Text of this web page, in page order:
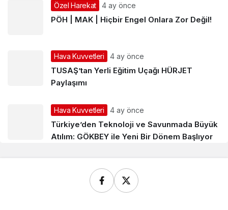
Özel Harekat 4 ay önce
PÖH | MAK | Hiçbir Engel Onlara Zor Değil!
Hava Kuvvetleri 4 ay önce
TUSAŞ’tan Yerli Eğitim Uçağı HÜRJET
Paylaşımı
Hava Kuvvetleri 4 ay önce
Türkiye’den Teknoloji ve Savunmada Büyük
Atılım: GÖKBEY ile Yeni Bir Dönem Başlıyor